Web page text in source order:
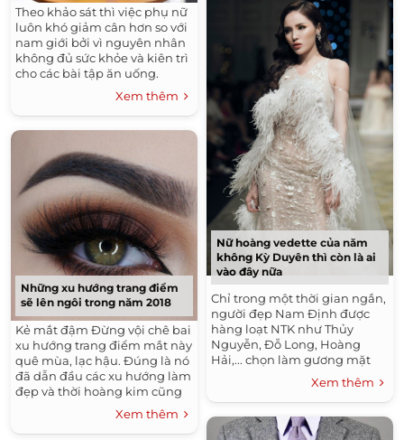
Theo khảo sát thì việc phụ nữ
luôn khó giảm cân hơn so với
nam giới bởi vì nguyên nhân
không đủ sức khỏe và kiên trì
cho các bài tập ăn uống.
Nhưng sự thật không hoàn
Xem thêm
Những xu hướng trang điểm
sẽ lên ngôi trong năm 2018
Kẻ mắt đậm Đừng vội chê bai
xu hướng trang điểm mắt này
quê mùa, lạc hậu. Đúng là nó
đã dẫn đầu các xu hướng làm
đẹp và thời hoàng kim cũng
xa lắm lắm nhưng năm
Xem thêm
Nữ hoàng vedette của năm
không Kỳ Duyên thì còn là ai
vào đây nữa
Chỉ trong một thời gian ngắn,
người đẹp Nam Định được
hàng loạt NTK như Thủy
Nguyễn, Đỗ Long, Hoàng
Hải,... chọn làm gương mặt
vedette cho các show diễn
của mình. Vô tình Kỳ...
Xem thêm